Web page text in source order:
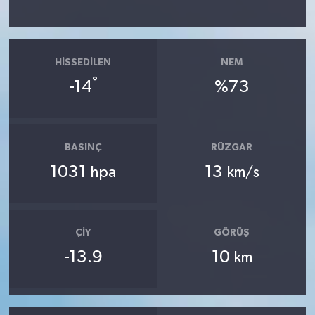
HISSEDILEN
-14°
NEM
%73
BASINÇ
1031 hpa
RÜZGAR
13 km/s
ÇIY
-13.9
GÖRÜŞ
10 km